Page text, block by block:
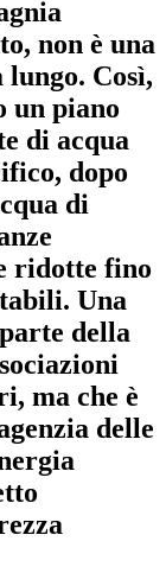
non è una
lungo. Così,
un piano
di acqua
dopo
di
ridotte fino
Una
della
ma che è
delle